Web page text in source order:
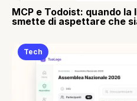
MCP e Todoist: quando
smette di aspettare che
Tech